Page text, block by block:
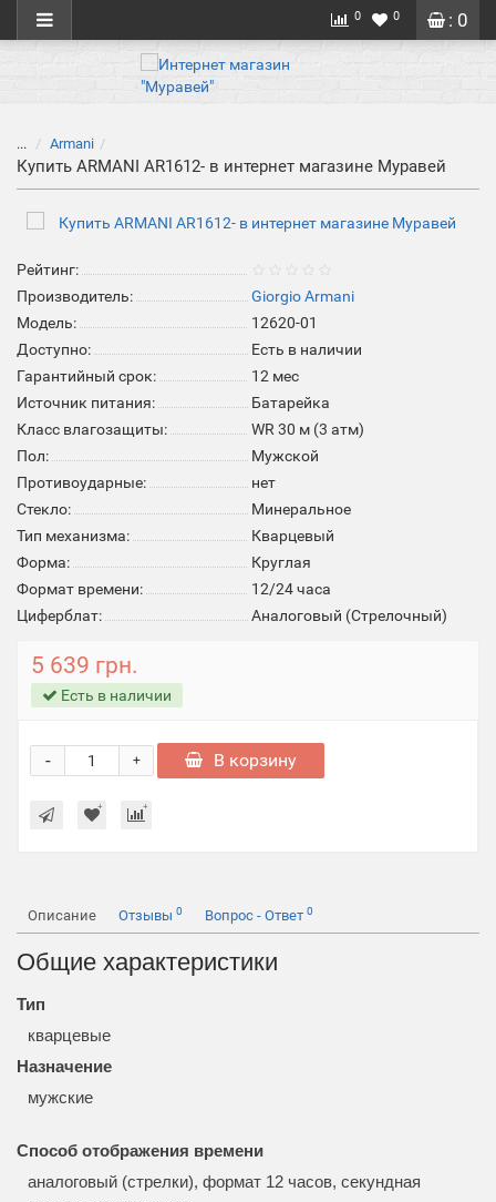
: 0
0 0
... Armani
Купить ARMANI AR1612- в интернет магазине Муравей
Рейтинг:
Производитель:
Giorgio Armani
Модель:
12620-01
Доступно:
Есть в наличии
Гарантийный срок:
12 мес
Источник питания:
Батарейка
Класс влагозащиты:
WR 30 м (3 атм)
Пол:
Мужской
Противоударные:
нет
Стекло:
Минеральное
Тип механизма:
Кварцевый
Форма:
Круглая
Формат времени:
12/24 часа
Циферблат:
Аналоговый (Стрелочный)
5 639 грн.
Есть в наличии
+
- В корзину
Описание Отзывы 0 Вопрос - Ответ 0
Общие характеристики
Тип
кварцевые
Назначение
мужские
Способ отображения времени
аналоговый (стрелки), формат 12 часов, секундная